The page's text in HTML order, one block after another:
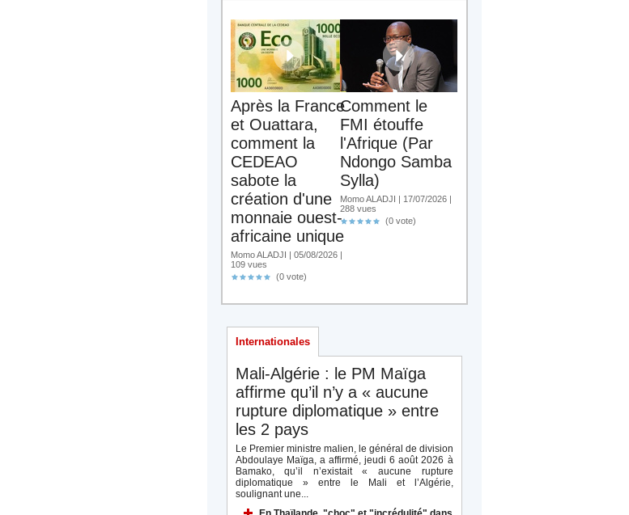
Après la France
et Ouattara,
comment la
CEDEAO
sabote la
création d'une
monnaie ouest-
africaine unique
Momo ALADJI | 05/08/2026 |
109 vues
(0 vote)
Comment le
FMI étouffe
l'Afrique (Par
Ndongo Samba
Sylla)
Momo ALADJI | 17/07/2026 |
288 vues
(0 vote)
Internationales
Mali-Algérie : le PM Maïga
affirme qu’il n’y a « aucune
rupture diplomatique » entre
les 2 pays
Le Premier ministre malien, le général de division
Abdoulaye Maïga, a affirmé, jeudi 6 août 2026 à
Bamako, qu’il n’existait « aucune rupture
diplomatique » entre le Mali et l’Algérie,
soulignant une...